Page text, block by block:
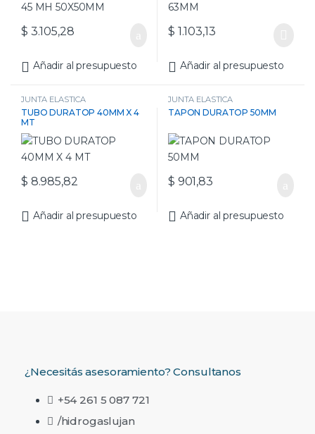
$ 3.105,28
Añadir al presupuesto
$ 1.103,13
Añadir al presupuesto
JUNTA ELASTICA
TUBO DURATOP 40MM X 4
MT
$ 8.985,82
Añadir al presupuesto
JUNTA ELASTICA
TAPON DURATOP 50MM
$ 901,83
Añadir al presupuesto
¿Necesitás asesoramiento? Consultanos
+54 261 5 087 721
/hidrogaslujan